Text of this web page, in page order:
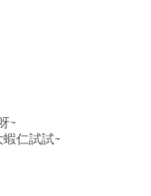
~
仁試試~